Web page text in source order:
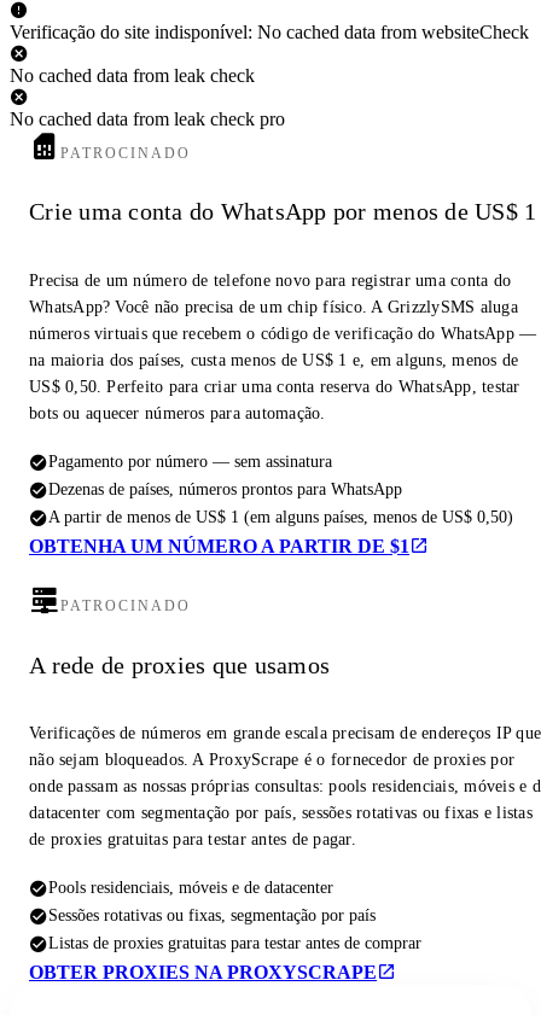
Verificação do site indisponível: No cached data from websiteCheck
No cached data from leak check
No cached data from leak check pro
PATROCINADO
Crie uma conta do WhatsApp por menos de US$ 1
Precisa de um número de telefone novo para registrar uma conta do
WhatsApp? Você não precisa de um chip físico. A GrizzlySMS aluga
números virtuais que recebem o código de verificação do WhatsApp —
na maioria dos países, custa menos de US$ 1 e, em alguns, menos de
US$ 0,50. Perfeito para criar uma conta reserva do WhatsApp, testar
bots ou aquecer números para automação.
Pagamento por número — sem assinatura
Dezenas de países, números prontos para WhatsApp
A partir de menos de US$ 1 (em alguns países, menos de US$ 0,50)
OBTENHA UM NÚMERO A PARTIR DE $1
PATROCINADO
A rede de proxies que usamos
Verificações de números em grande escala precisam de endereços IP que
não sejam bloqueados. A ProxyScrape é o fornecedor de proxies por
onde passam as nossas próprias consultas: pools residenciais, móveis e
datacenter com segmentação por país, sessões rotativas ou fixas e listas
de proxies gratuitas para testar antes de pagar.
Pools residenciais, móveis e de datacenter
Sessões rotativas ou fixas, segmentação por país
Listas de proxies gratuitas para testar antes de comprar
OBTER PROXIES NA PROXYSCRAPE